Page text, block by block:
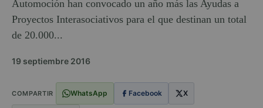
Automoción han convocado un año más las Ayudas a
Proyectos Interasociativos para el que destinan un total
de 20.000...
19 septiembre 2016
COMPARTIR WhatsApp Facebook X